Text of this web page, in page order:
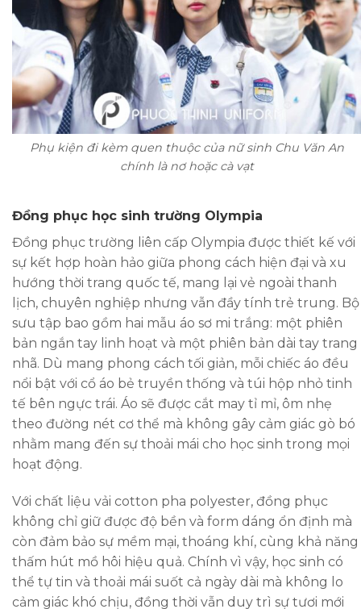
Phụ kiện đi kèm quen thuộc của nữ sinh Chu Văn An
chính là nơ hoặc cà vạt
Đồng phục học sinh trường Olympia
Đồng phục trường liên cấp Olympia được thiết kế với
sự kết hợp hoàn hảo giữa phong cách hiện đại và xu
hướng thời trang quốc tế, mang lại vẻ ngoài thanh
lịch, chuyên nghiệp nhưng vẫn đầy tính trẻ trung. Bộ
sưu tập bao gồm hai mẫu áo sơ mi trắng: một phiên
bản ngắn tay linh hoạt và một phiên bản dài tay trang
nhã. Dù mang phong cách tối giản, mỗi chiếc áo đều
nổi bật với cổ áo bẻ truyền thống và túi hộp nhỏ tinh
tế bên ngực trái. Áo sẽ được cắt may tỉ mỉ, ôm nhẹ
theo đường nét cơ thể mà không gây cảm giác gò bó
nhằm mang đến sự thoải mái cho học sinh trong mọi
hoạt động.
Với chất liệu vải cotton pha polyester, đồng phục
không chỉ giữ được độ bền và form dáng ổn định mà
còn đảm bảo sự mềm mại, thoáng khí, cùng khả năng
thấm hút mồ hôi hiệu quả. Chính vì vậy, học sinh có
thể tự tin và thoải mái suốt cả ngày dài mà không lo
cảm giác khó chịu, đồng thời vẫn duy trì sự tươi mới